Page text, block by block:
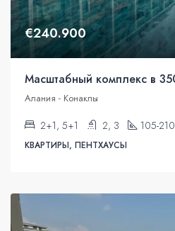
€240.900
Алания - Конаклы
2+1, 5+1 2, 3 105-210
КВАРТИРЫ, ПЕНТХАУСЫ